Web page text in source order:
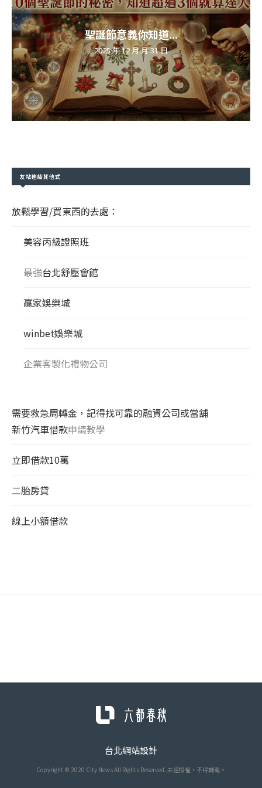
聖誕節意義你知道...
2025 年 12 月 月 31 日
友站連結其他式
放鬆學習/買東西的去處：
美容丙級證照班
最強台北舒壓會館
贏家娛樂城
winbet娛樂城
企業客製化禮物公司
需要救急周轉金，記得找可靠的融資公司或當舖
新竹汽車借款申請教學
立即借款10萬
二胎房貸
線上小額借款
台北網站設計
Copyright © 2020 City News All Rights Reserved. 未經授權，不得轉載。